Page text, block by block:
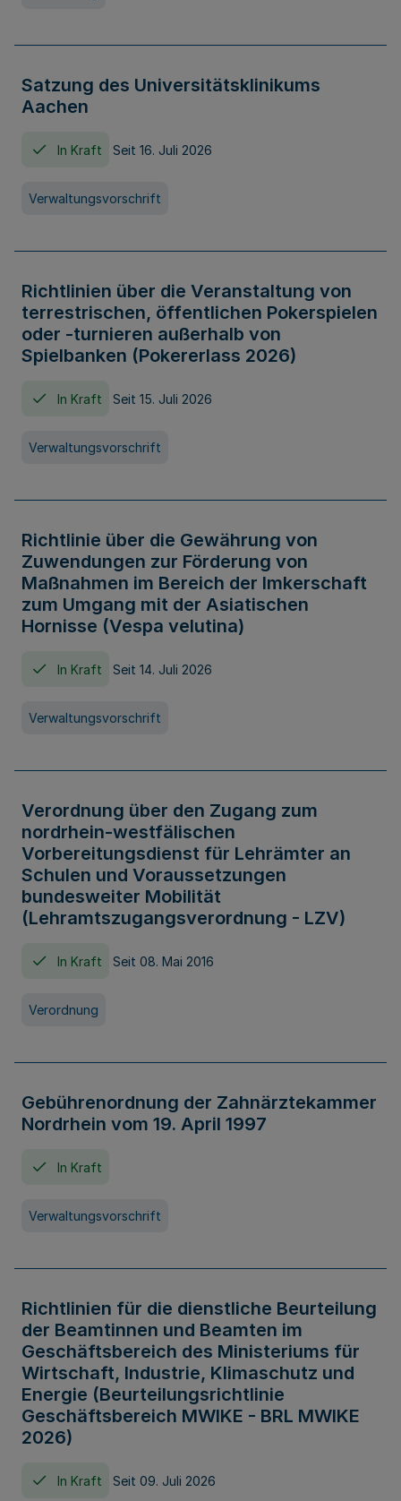
Satzung des Universitätsklinikums
Aachen
In Kraft Seit 16. Juli 2026
Verwaltungsvorschrift
Richtlinien über die Veranstaltung von
terrestrischen, öffentlichen Pokerspielen
oder -turnieren außerhalb von
Spielbanken (Pokererlass 2026)
In Kraft Seit 15. Juli 2026
Verwaltungsvorschrift
Richtlinie über die Gewährung von
Zuwendungen zur Förderung von
Maßnahmen im Bereich der Imkerschaft
zum Umgang mit der Asiatischen
Hornisse (Vespa velutina)
In Kraft Seit 14. Juli 2026
Verwaltungsvorschrift
Verordnung über den Zugang zum
nordrhein-westfälischen
Vorbereitungsdienst für Lehrämter an
Schulen und Voraussetzungen
bundesweiter Mobilität
(Lehramtszugangsverordnung - LZV)
In Kraft Seit 08. Mai 2016
Verordnung
Gebührenordnung der Zahnärztekammer
Nordrhein vom 19. April 1997
In Kraft
Verwaltungsvorschrift
Richtlinien für die dienstliche Beurteilung
der Beamtinnen und Beamten im
Geschäftsbereich des Ministeriums für
Wirtschaft, Industrie, Klimaschutz und
Energie (Beurteilungsrichtlinie
Geschäftsbereich MWIKE - BRL MWIKE
2026)
In Kraft Seit 09. Juli 2026